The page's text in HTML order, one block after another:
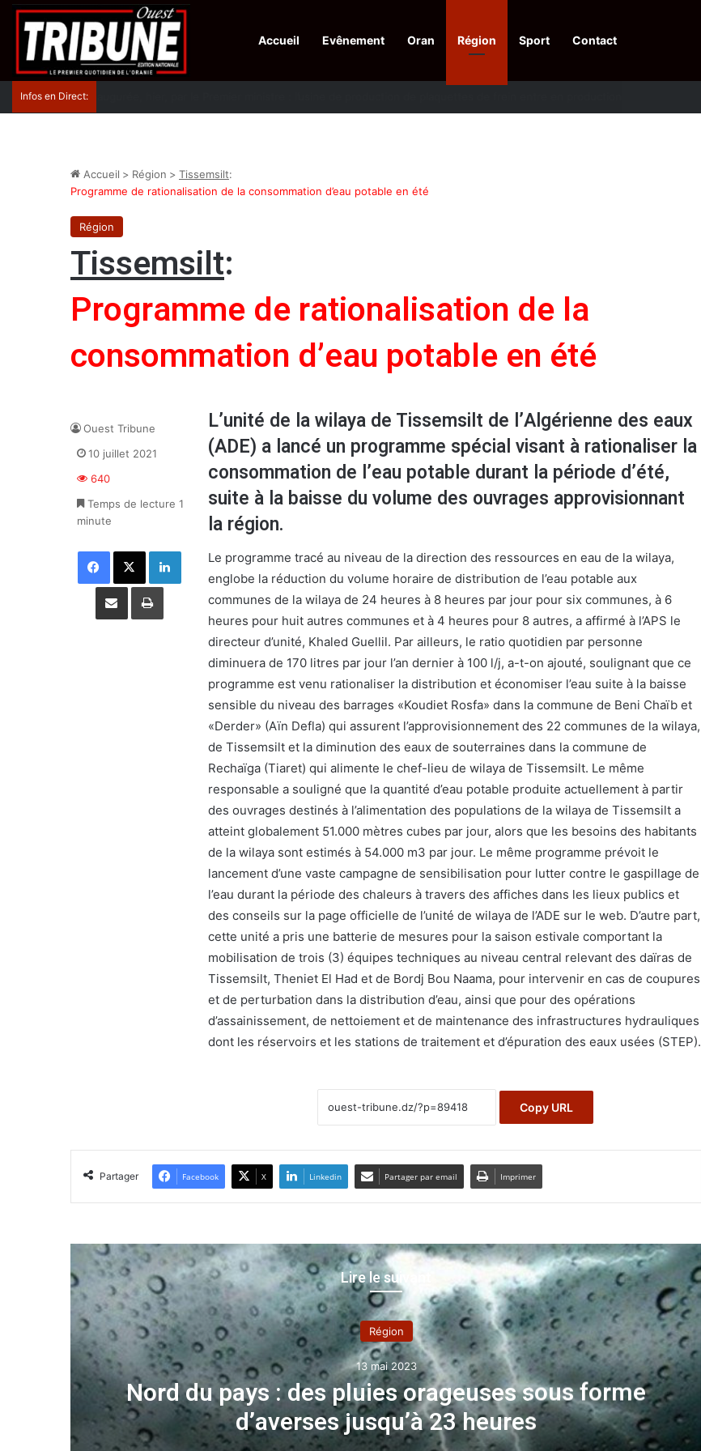
Accueil Evênement Oran Région Sport Contact
Infos en Direct:
Accueil > Région > Tissemsilt:
Programme de rationalisation de la consommation d’eau potable en été
Région
Tissemsilt:
Programme de rationalisation de la
consommation d’eau potable en été
L’unité de la wilaya de Tissemsilt de l’Algérienne des eaux
(ADE) a lancé un programme spécial visant à rationaliser la
consommation de l’eau potable durant la période d’été,
suite à la baisse du volume des ouvrages approvisionnant
la région.
Le programme tracé au niveau de la direction des ressources en eau de la wilaya,
englobe la réduction du volume horaire de distribution de l’eau potable aux
communes de la wilaya de 24 heures à 8 heures par jour pour six communes, à 6
heures pour huit autres communes et à 4 heures pour 8 autres, a affirmé à l’APS le
directeur d’unité, Khaled Guellil. Par ailleurs, le ratio quotidien par personne
diminuera de 170 litres par jour l’an dernier à 100 l/j, a-t-on ajouté, soulignant que ce
programme est venu rationaliser la distribution et économiser l’eau suite à la baisse
sensible du niveau des barrages «Koudiet Rosfa» dans la commune de Beni Chaïb et
«Derder» (Aïn Defla) qui assurent l’approvisionnement des 22 communes de la wilaya,
de Tissemsilt et la diminution des eaux de souterraines dans la commune de
Rechaïga (Tiaret) qui alimente le chef-lieu de wilaya de Tissemsilt. Le même
responsable a souligné que la quantité d’eau potable produite actuellement à partir
des ouvrages destinés à l’alimentation des populations de la wilaya de Tissemsilt a
atteint globalement 51.000 mètres cubes par jour, alors que les besoins des habitants
de la wilaya sont estimés à 54.000 m3 par jour. Le même programme prévoit le
lancement d’une vaste campagne de sensibilisation pour lutter contre le gaspillage de
l’eau durant la période des chaleurs à travers des affiches dans les lieux publics et
des conseils sur la page officielle de l’unité de wilaya de l’ADE sur le web. D’autre part,
cette unité a pris une batterie de mesures pour la saison estivale comportant la
mobilisation de trois (3) équipes techniques au niveau central relevant des daïras de
Tissemsilt, Theniet El Had et de Bordj Bou Naama, pour intervenir en cas de coupures
et de perturbation dans la distribution d’eau, ainsi que pour des opérations
d’assainissement, de nettoiement et de maintenance des infrastructures hydrauliques
dont les réservoirs et les stations de traitement et d’épuration des eaux usées (STEP).
Copy URL
Ouest Tribune
10 juillet 2021
640
Temps de lecture 1
minute
Facebook X Linkedin
Partager par email Imprimer
Partager Facebook X Linkedin Partager par email Imprimer
Lire le suivant
Région
13 mai 2023
Nord du pays : des pluies orageuses sous forme
d’averses jusqu’à 23 heures